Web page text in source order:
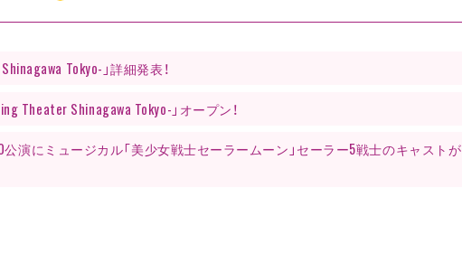
Tokyo-」詳細発表！
Theater Shinagawa Tokyo-」オープン！
公演にミュージカル「美少女戦士セーラームーン」セーラー5戦士のキャストが